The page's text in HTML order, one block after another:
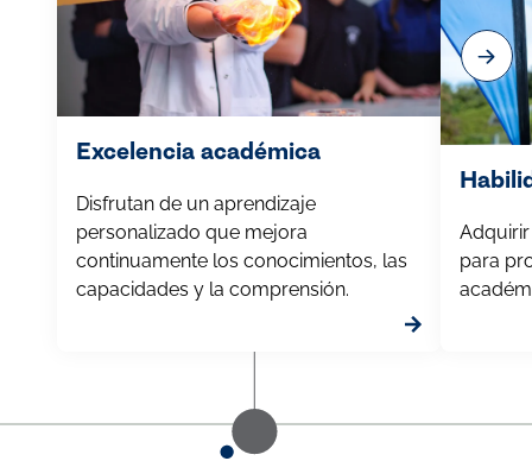
Excelencia académica
Disfrutan de un aprendizaje
personalizado que mejora
continuamente los conocimientos, las
capacidades y la comprensión.
para